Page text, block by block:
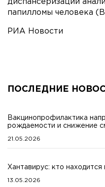
диспансеризации
папилломы человека
РИА Новости
ПОСЛЕДНИЕ
Вакцинопрофилактика
рождаемости и снижение
21.05.2026
Хантавирус: кто
13.05.2026